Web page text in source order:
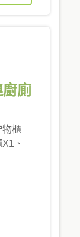
廁
櫃
、